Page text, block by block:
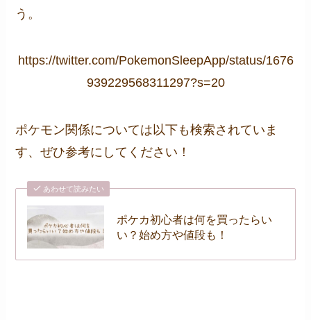
う。
https://twitter.com/PokemonSleepApp/status/1676
939229568311297?s=20
ポケモン関係については以下も検索されていま
す、ぜひ参考にしてください！
あわせて読みたい
ポケカ初心者は何を買ったらい
い？始め方や値段も！